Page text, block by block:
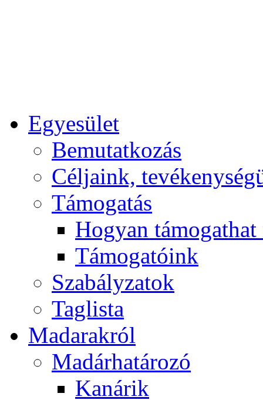
Egyesület
Bemutatkozás
Céljaink,
Támogatás
Hogyan
Támogatóink
Szabályzatok
Taglista
Madarakról
Madárhatározó
Kanárik